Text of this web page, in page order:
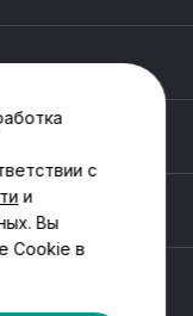
с
и
Вы
Cookie в